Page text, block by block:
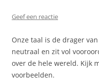
Geef een reactie
Onze taal is de drager
neutraal en zit vol
over de hele wereld. Kijk
voorbeelden.